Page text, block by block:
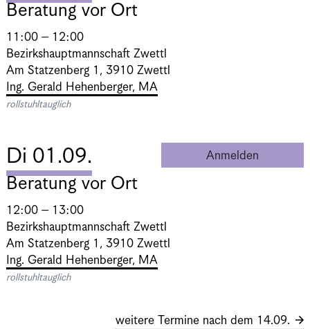
Beratung vor Ort
11:00 – 12:00
Bezirkshauptmannschaft Zwettl
Am Statzenberg 1, 3910 Zwettl
Ing. Gerald Hehenberger, MA
rollstuhltauglich
Di 01.09. Anmelden
Beratung vor Ort
12:00 – 13:00
Bezirkshauptmannschaft Zwettl
Am Statzenberg 1, 3910 Zwettl
Ing. Gerald Hehenberger, MA
rollstuhltauglich
weitere Termine nach dem 14.09.